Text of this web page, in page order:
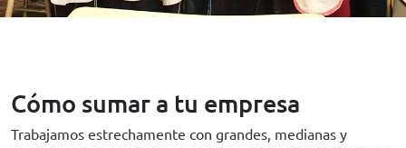
Cómo sumar a tu empresa
Trabajamos estrechamente con grandes, medianas y